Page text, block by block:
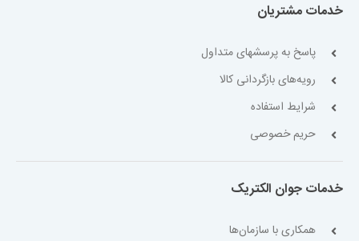
خدمات مشتریان
پاسخ به پرسشهای متداول
رویه‌های بازگردانی کالا
شرایط استفاده
حریم خصوصی
خدمات جوان الکتریک
همکاری با سازمان‌ها